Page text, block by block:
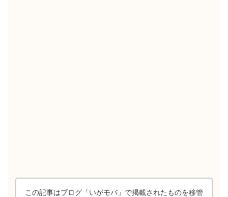
この記事はブログ「いがモバ」で掲載されたものを移管